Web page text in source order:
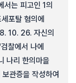
는 피고인 1의
포탈 혐의에
10. 26. 자신의
찰에서 나에
나리 한의마을
관증을 작성하여